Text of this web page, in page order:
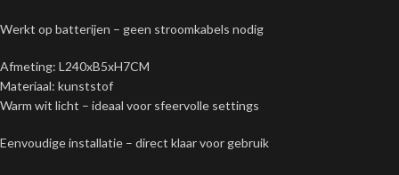
Werkt op batterijen – geen stroomkabels nodig
Afmeting: L240xB5xH7CM
Materiaal: kunststof
Warm wit licht – ideaal voor sfeervolle settings
Eenvoudige installatie – direct klaar voor gebruik